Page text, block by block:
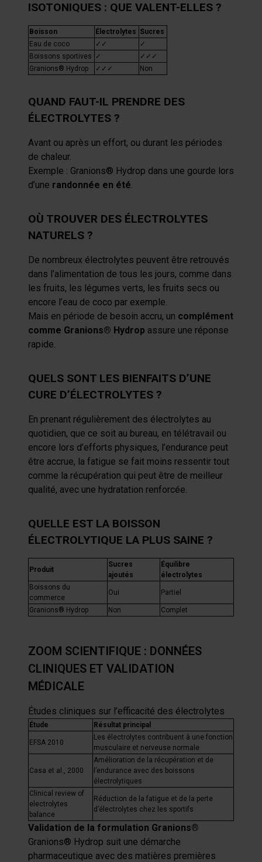
ISOTONIQUES : QUE VALENT-ELLES ?
Boisson Électrolytes Sucres
Eau de coco
✓✓
✓
Boissons sportives
✓
✓✓✓
Granions® Hydrop
✓✓✓ Non
QUAND FAUT-IL PRENDRE DES
ÉLECTROLYTES ?
Avant ou après un effort, ou durant les périodes
de chaleur.
Exemple : Granions® Hydrop dans une gourde lors
d’une randonnée en été.
OÙ TROUVER DES ÉLECTROLYTES
NATURELS ?
De nombreux électrolytes peuvent être retrouvés
dans l’alimentation de tous les jours, comme dans
les fruits, les légumes verts, les fruits secs ou
encore l’eau de coco par exemple.
Mais en période de besoin accru, un complément
comme Granions® Hydrop assure une réponse
rapide.
QUELS SONT LES BIENFAITS D’UNE
CURE D’ÉLECTROLYTES ?
En prenant régulièrement des électrolytes au
quotidien, que ce soit au bureau, en télétravail ou
encore lors d’efforts physiques, l’endurance peut
être accrue, la fatigue se fait moins ressentir tout
comme la récupération qui peut être de meilleur
qualité, avec une hydratation renforcée.
QUELLE EST LA BOISSON
ÉLECTROLYTIQUE LA PLUS SAINE ?
Produit
Sucres
ajoutés
Équilibre
électrolytes
Boissons du
commerce
Oui Partiel
Granions® Hydrop Non Complet
ZOOM SCIENTIFIQUE : DONNÉES
CLINIQUES ET VALIDATION
MÉDICALE
Études cliniques sur l’efficacité des électrolytes
Étude Résultat principal
EFSA 2010
Les électrolytes contribuent à une fonction
musculaire et nerveuse normale
Casa et al., 2000
Amélioration de la récupération et de
l’endurance avec des boissons
électrolytiques
Clinical review of
electrolytes
balance
Réduction de la fatigue et de la perte
d’électrolytes chez les sportifs
Validation de la formulation Granions®
Granions® Hydrop suit une démarche
pharmaceutique avec des matières premières